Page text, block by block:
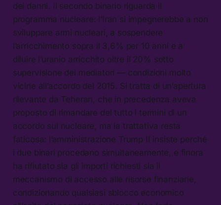
dei danni. Il secondo binario riguarda il
programma nucleare: l’Iran si impegnerebbe a non
sviluppare armi nucleari, a sospendere
l’arricchimento sopra il 3,6% per 10 anni e a
diluire l’uranio arricchito oltre il 20% sotto
supervisione dei mediatori — condizioni molto
vicine all’accordo del 2015. Si tratta di un’apertura
rilevante da Teheran, che in precedenza aveva
proposto di rimandare del tutto i termini di un
accordo sul nucleare, ma la trattativa resta
faticosa: l’amministrazione Trump II insiste perché
i due binari procedano simultaneamente, e finora
ha rifiutato sia gli importi richiesti sia il
meccanismo di accesso alle risorse finanziarie,
condizionando qualsiasi sblocco economico